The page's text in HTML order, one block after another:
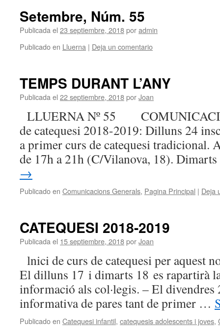
Setembre, Núm. 55
Publicada el 23 septiembre, 2018poradmin
Publicado en Lluerna | Deja un comentario
TEMPS DURANT L’ANY
Publicada el 22 septiembre, 2018porJoan
LLUERNA Nº 55
de catequesi 2018-2019: Dilluns 24
a primer curs de catequesi tradicional.
de 17h a 21h (C/Vilanova, 18).
→
Publicado en Comunicacions Generals, Pagina Principal | Deja
CATEQUESI 2018-2019
Publicada el 15 septiembre, 2018porJoan
lnici de curs de catequesi per aquest
El dilluns 17 i dimarts 18 es rapartirà
informació als col·legis. – El
informativa de pares tant de primer …
Publicado en Catequesi infantil, catequesis adolescents i joves,